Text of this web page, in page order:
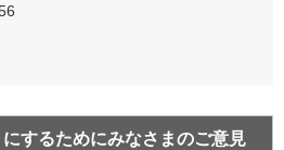
するためにみなさまのご意見